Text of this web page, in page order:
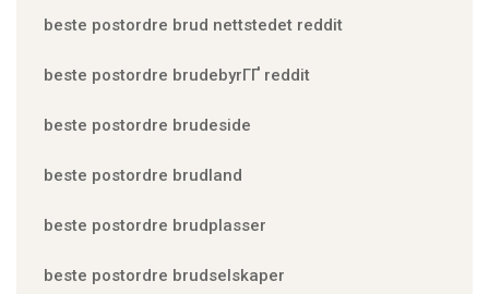
beste postordre brud nettstedet reddit
beste postordre brudebyrГҐ reddit
beste postordre brudeside
beste postordre brudland
beste postordre brudplasser
beste postordre brudselskaper